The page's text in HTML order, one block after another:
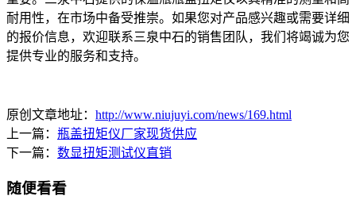
耐用性，在市场中备受推崇。如果您对产品感兴趣或需要详细
的报价信息，欢迎联系三泉中石的销售团队，我们将竭诚为您
提供专业的服务和支持。
原创文章地址： http://www.niujuyi.com/news/169.html
上一篇： 瓶盖扭矩仪厂家现货供应
下一篇： 数显扭矩测试仪直销
随便看看